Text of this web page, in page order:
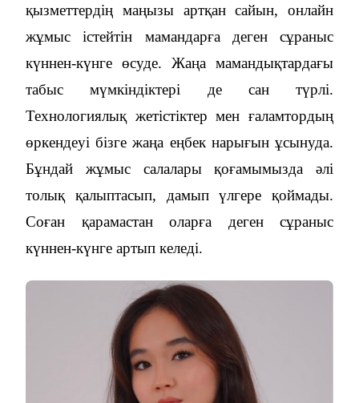
қызметтердің маңызы артқан сайын, онлайн
жұмыс істейтін мамандарға деген сұраныс
күннен-күнге өсуде. Жаңа мамандықтардағы
табыс мүмкіндіктері де сан түрлі.
Технологиялық жетістіктер мен ғаламтордың
өркендеуі бізге жаңа еңбек нарығын ұсынуда.
Бұндай жұмыс салалары қоғамымызда әлі
толық қалыптасып, дамып үлгере қоймады.
Соған қарамастан оларға деген сұраныс
күннен-күнге артып келеді.